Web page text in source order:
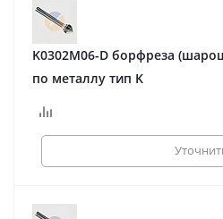
K0302M06-D борфреза
по металлу тип K